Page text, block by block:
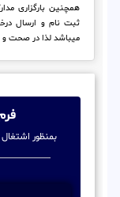
همچنین بارگزاری
ثبت نام و ارسال
میباشد لذا در صحت و
بمنظور